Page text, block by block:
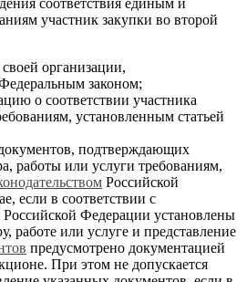
соответствия единым и
участник закупки во второй
своей организации,
законом;
о соответствии участника
установленным статьей
подтверждающих
работы или услуги требованиям,
Российской
если в соответствии с
Российской Федерации установлены
работе или услуге и представление
предусмотрено документацией
При этом не допускается